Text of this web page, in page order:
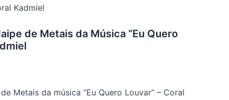
Kadmiel
de Metais da Música “Eu Quero
Metais da música “Eu Quero Louvar” – Coral